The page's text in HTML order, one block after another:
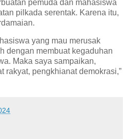
pemuda dan mahasiswa
pilkada serentak. Karena itu,
yang mau merusak
dengan membuat kegaduhan
Maka saya sampaikan,
rakyat, pengkhianat demokrasi,”